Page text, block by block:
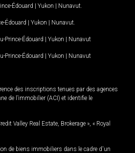
Édouard | Yukon | Nunavut
Édouard | Yukon | Nunavut
Prince-Édouard | Yukon | Nunavut
Prince-Édouard | Yukon | Nunavut
des inscriptions tenues par des agences
de l’immobilier (ACI) et identifie le
Valley Real Estate, Brokerage », « Royal
de biens immobiliers dans le cadre d'un